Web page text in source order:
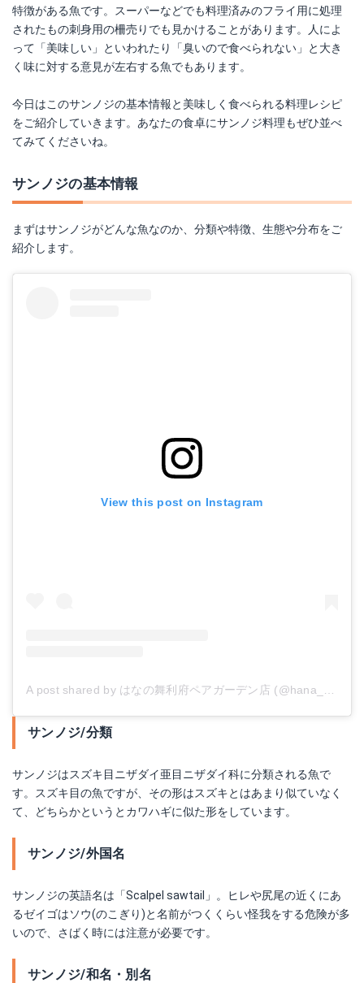
特徴がある魚です。スーパーなどでも料理済みのフライ用に処理
されたもの刺身用の柵売りでも見かけることがあります。人によ
って「美味しい」といわれたり「臭いので食べられない」と大き
く味に対する意見が左右する魚でもあります。
今日はこのサンノジの基本情報と美味しく食べられる料理レシピ
をご紹介していきます。あなたの食卓にサンノジ料理もぜひ並べ
てみてくださいね。
サンノジの基本情報
まずはサンノジがどんな魚なのか、分類や特徴、生態や分布をご
紹介します。
View this post on Instagram
サンノジ/分類
サンノジはスズキ目ニザダイ亜目ニザダイ科に分類される魚で
す。スズキ目の魚ですが、その形はスズキとはあまり似ていなく
て、どちらかというとカワハギに似た形をしています。
サンノジ/外国名
サンノジの英語名は「Scalpel sawtail」。ヒレや尻尾の近くにあ
るゼイゴはソウ(のこぎり)と名前がつくくらい怪我をする危険が多
いので、さばく時には注意が必要です。
サンノジ/和名・別名